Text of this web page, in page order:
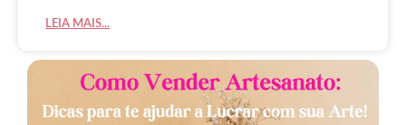
LEIA MAIS...